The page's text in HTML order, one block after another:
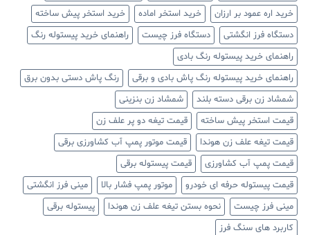
خرید اره عمود بر ارزان خرید استخر اماده
خرید استخر پیش ساخته
دستگاه فرز انگشتی
دستگاه فرز چیست
راهنمای خرید پیستوله رنگ
راهنمای خرید پیستوله رنگ بادی
راهنمای خرید پیستوله رنگ پاش بادی و برقی
رنگ پاش دستی بدون برق
شمشاد زن برقی دسته بلند
شمشاد زن بنزینی
قیمت استخر پیش ساخته
قیمت تیغه دو پر علف زن
قیمت تیغه علف زن هوندا
قیمت موتور پمپ آب کشاورزی برقی
قیمت پمپ آب کشاورزی
قیمت پیستوله برقی
قیمت پیستوله حرفه ای خودرو
موتور پمپ فشار بالا
مینی فرز انگشتی
مینی فرز چیست
نحوه بستن تیغه علف زن هوندا
پیستوله برقی
کاربرد های سنگ فرز